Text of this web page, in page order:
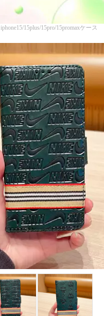
iphone15/15plus/15pro/15promaxケース